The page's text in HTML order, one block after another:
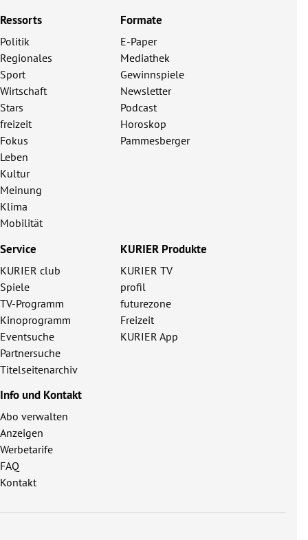
Ressorts
Politik
Regionales
Sport
Wirtschaft
Stars
freizeit
Fokus
Leben
Kultur
Meinung
Klima
Mobilität
Formate
E-Paper
Mediathek
Gewinnspiele
Newsletter
Podcast
Horoskop
Pammesberger
Service
KURIER club
Spiele
TV-Programm
Kinoprogramm
Eventsuche
Partnersuche
Titelseitenarchiv
KURIER Produkte
KURIER TV
profil
futurezone
Freizeit
KURIER App
Info und Kontakt
Abo verwalten
Anzeigen
Werbetarife
FAQ
Kontakt